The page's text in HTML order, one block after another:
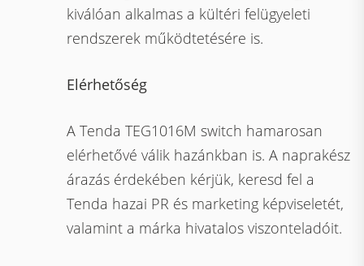
kiválóan alkalmas a kültéri felügyeleti
rendszerek működtetésére is.
Elérhetőség
A Tenda TEG1016M switch hamarosan
elérhetővé válik hazánkban is. A naprakész
árazás érdekében kérjük, keresd fel a
Tenda hazai PR és marketing képviseletét,
valamint a márka hivatalos viszonteladóit.